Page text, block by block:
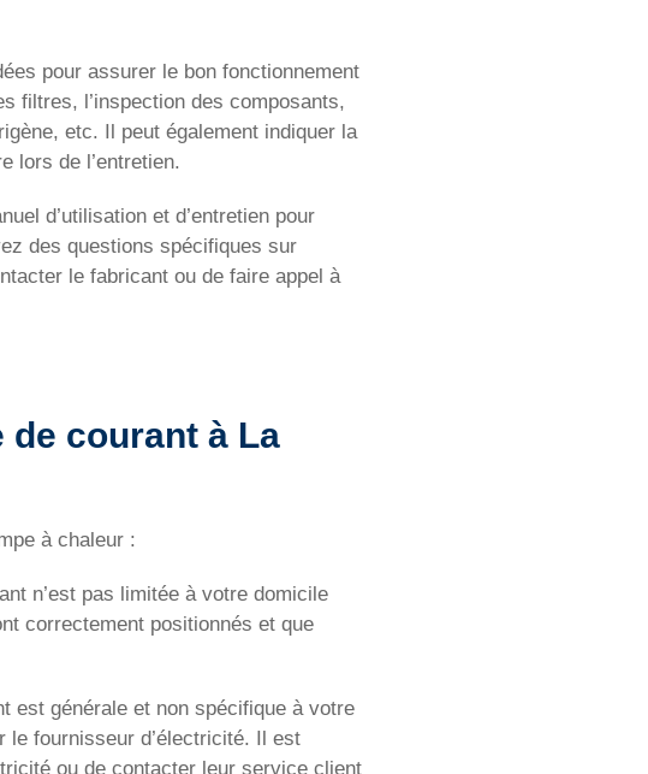
pour assurer le bon fonctionnement
filtres, l’inspection des composants,
etc. Il peut également indiquer la
lors de l’entretien.
d’utilisation et d’entretien pour
des questions spécifiques sur
le fabricant ou de faire appel à
de courant à La
à chaleur :
n’est pas limitée à votre domicile
correctement positionnés et que
est générale et non spécifique à votre
le fournisseur d’électricité. Il est
ou de contacter leur service client